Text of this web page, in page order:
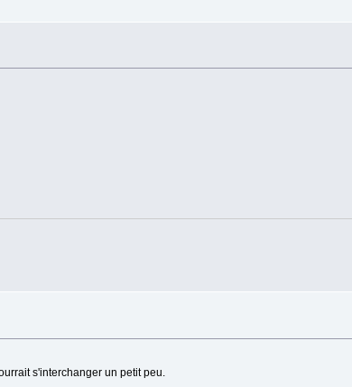
s'interchanger un petit peu.